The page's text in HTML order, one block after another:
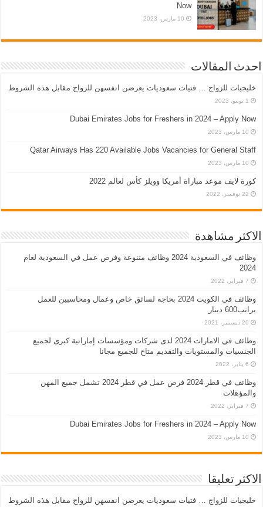
Now
10 مارس، 2023
احدث المقالات
خليجيات للزواج … فتيات سعوديات يعرضن انفسهن للزواج مقابل هذه الشروط
1 يونيو، 2023
Dubai Emirates Jobs for Freshers in 2024 – Apply Now
10 مارس، 2023
Qatar Airways Has 220 Available Jobs Vacancies for General Staff
10 مارس، 2023
كورة لايف موعد مباراة أمريكا وويلز كأس لعالم 2022
22 نوفمبر، 2022
الاكثر مشاهدة
وظائف في السعودية 2024 وظائف متنوعة وفرص عمل في السعودية لعام
2024
7 فبراير، 2022
وظائف في الكويت 2024 بحاجه لسائق خاص وعمال ومحاسبين للعمل
براتب600 دينار
20 ديسمبر، 2021
وظائف في الامارات 2024 لدى شركات ومؤسسات إماراتية كبرى لجميع
الجنسيات والمستويات والتقديم متاح للجميع مجانا
6 يناير، 2022
وظائف في قطر 2024 فرص عمل في قطر 2024 تشمل جميع المهن
والمؤهلات
7 فبراير، 2022
Dubai Emirates Jobs for Freshers in 2024 – Apply Now
10 مارس، 2023
الاكثر تعليقا
خليجيات للزواج … فتيات سعوديات يعرضن انفسهن للزواج مقابل هذه الشروط